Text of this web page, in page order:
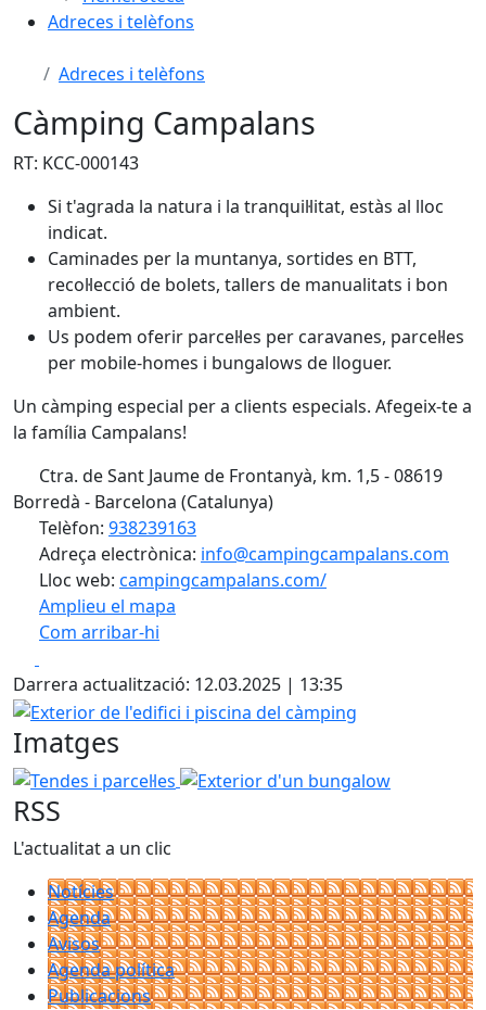
Adreces i telèfons
Adreces i telèfons
Càmping Campalans
RT: KCC-000143
Si t'agrada la natura i la tranquil·litat, estàs al lloc
indicat.
Caminades per la muntanya, sortides en BTT,
recol·lecció de bolets, tallers de manualitats i bon
ambient.
Us podem oferir parcel·les per caravanes, parcel·les
per mobile-homes i bungalows de lloguer.
Un càmping especial per a clients especials. Afegeix-te a
la família Campalans!
Ctra. de Sant Jaume de Frontanyà, km. 1,5 - 08619
Borredà - Barcelona (Catalunya)
Telèfon: 938239163
Adreça electrònica: info@campingcampalans.com
Lloc web: campingcampalans.com/
Amplieu el mapa
Com arribar-hi
+
−
Darrera actualització: 12.03.2025 | 13:35
Exterior de l'edifici i piscina del càmping
Imatges
Tendes i parcel·les Exterior d'un bungalow
RSS
L'actualitat a un clic
Notícies
Agenda
Avisos
Agenda política
Publicacions